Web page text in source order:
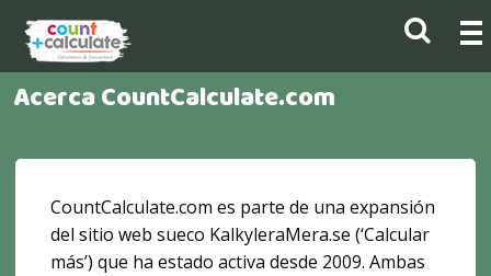
Acerca CountCalculate.com
CountCalculate.com es parte de una expansión
del sitio web sueco KalkyleraMera.se (‘Calcular
más’) que ha estado activa desde 2009. Ambas